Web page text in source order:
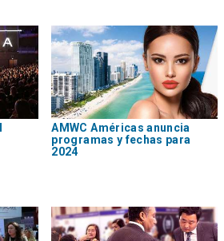
AMWC Américas anuncia
programas y fechas para
2024